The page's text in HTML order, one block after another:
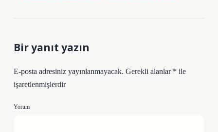
Bir yanıt yazın
E-posta adresiniz yayınlanmayacak. Gerekli alanlar * ile
işaretlenmişlerdir
Yorum